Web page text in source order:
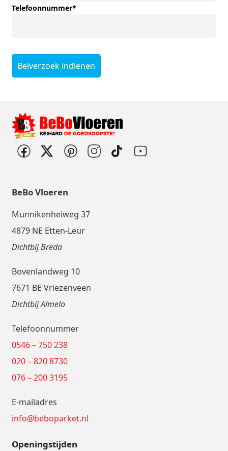
Telefoonnummer*
Belverzoek indienen
BeBo Vloeren
Munnikenheiweg 37
4879 NE Etten-Leur
Dichtbij Breda
Bovenlandweg 10
7671 BE Vriezenveen
Dichtbij Almelo
Telefoonnummer
0546 – 750 238
020 – 820 8730
076 – 200 3195
E-mailadres
info@beboparket.nl
Openingstijden